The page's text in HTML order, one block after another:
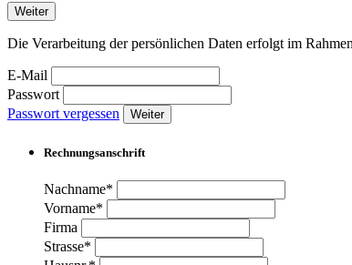
Weiter
Die Verarbeitung der persönlichen Daten erfolgt im
E-Mail
Passwort
Passwort vergessen
Weiter
Rechnungsanschrift
Nachname*
Vorname*
Firma
Strasse*